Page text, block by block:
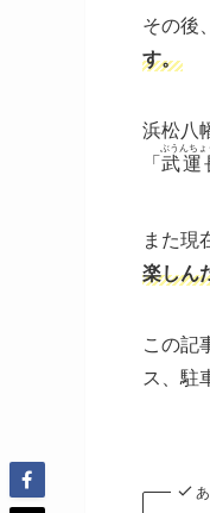
その後
す。
浜松八
「 武運
ぶうんちょ
また現
楽しん
この記
ス、駐